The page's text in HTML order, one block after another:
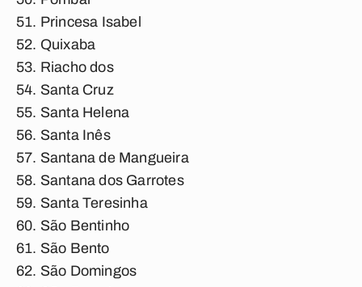
Princesa Isabel
Quixaba
Riacho dos
Santa Cruz
Santa Helena
Santa Inês
Santana de Mangueira
Santana dos Garrotes
Santa Teresinha
São Bentinho
São Bento
São Domingos